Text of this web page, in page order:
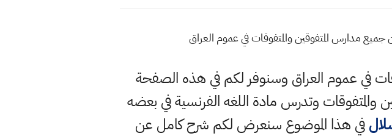
جميع مدارس المتفوقين والمتفوقات في عموم العراق
في عموم العراق وسنوفر لكم في هذه الصفحة
وتدرس مادة اللغه الفرنسية في بعضه
في هذا الموضوع سنعرض لكم شرح كامل عن